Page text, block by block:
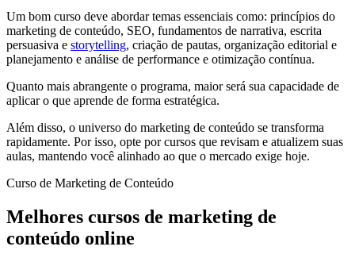
Um bom curso deve abordar temas essenciais como: princípios do
marketing de conteúdo, SEO, fundamentos de narrativa, escrita
persuasiva e storytelling, criação de pautas, organização editorial e
planejamento e análise de performance e otimização contínua.
Quanto mais abrangente o programa, maior será sua capacidade de
aplicar o que aprende de forma estratégica.
Além disso, o universo do marketing de conteúdo se transforma
rapidamente. Por isso, opte por cursos que revisam e atualizem suas
aulas, mantendo você alinhado ao que o mercado exige hoje.
Curso de Marketing de Conteúdo
Melhores cursos de marketing de
conteúdo online